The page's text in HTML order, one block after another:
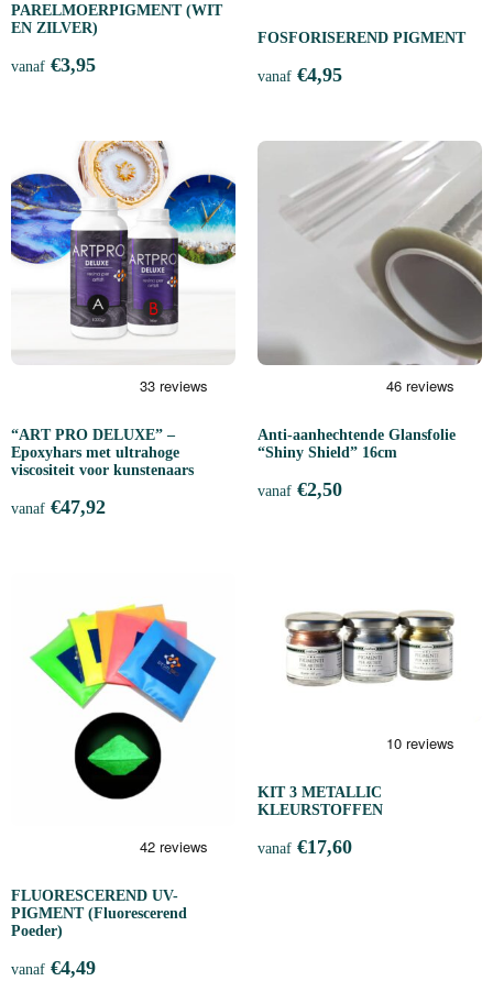
PARELMOERPIGMENT (WIT
EN ZILVER)
vanaf €3,95
FOSFORISEREND PIGMENT
vanaf €4,95
“ART PRO DELUXE” –
Epoxyhars met ultrahoge
viscositeit voor kunstenaars
vanaf €47,92
Anti-aanhechtende Glansfolie
“Shiny Shield” 16cm
vanaf €2,50
FLUORESCEREND UV-
PIGMENT (Fluorescerend
Poeder)
vanaf €4,49
KIT 3 METALLIC
KLEURSTOFFEN
vanaf €17,60